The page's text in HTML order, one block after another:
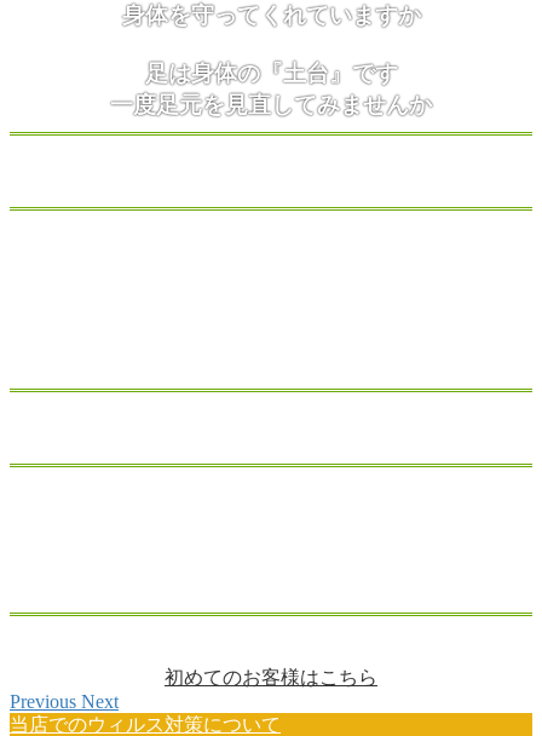
身体を守ってくれていますか
足は身体の『土台』です
一度足元を見直してみませんか
初めてのお客様はこちら
Previous Next
当店でのウィルス対策について